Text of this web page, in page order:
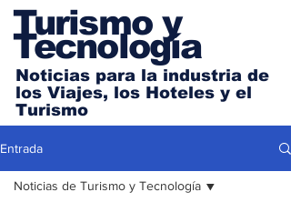
Turismo y
Tecnología
Noticias para la industria de
los Viajes, los Hoteles y el
Turismo
Entrada
Noticias de Turismo y Tecnología